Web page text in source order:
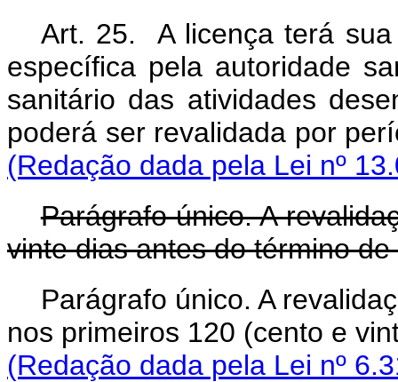
Art. 25. A licença terá sua
específica pela autoridade
sanitário das atividades
poderá ser revalidada
(Redação dada pela Lei nº
Parágrafo único. A
vinte dias antes do término
Parágrafo único. A
nos primeiros 120 (cento
(Redação dada pela Lei nº